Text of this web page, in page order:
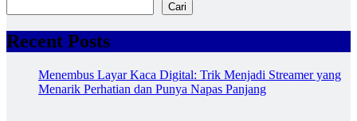
Cari
Recent Posts
Menembus Layar Kaca Digital: Trik Menjadi Streamer yang
Menarik Perhatian dan Punya Napas Panjang